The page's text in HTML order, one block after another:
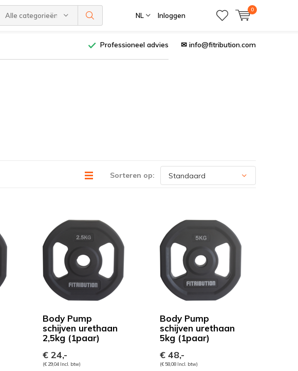
Alle categorieën NL Inloggen
0
Professioneel advies ✉ info@fitribution.com
Sorteren op:
Body Pump
schijven urethaan
2,5kg (1paar)
€ 24,-
(€ 29,04 Incl. btw)
Body Pump
schijven urethaan
5kg (1paar)
€ 48,-
(€ 58,08 Incl. btw)